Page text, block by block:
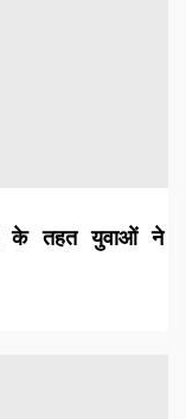
के तहत युवाओं ने